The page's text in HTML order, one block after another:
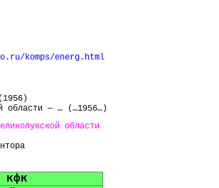
komps/energ.html
области — … (…1956…)
области
кфк